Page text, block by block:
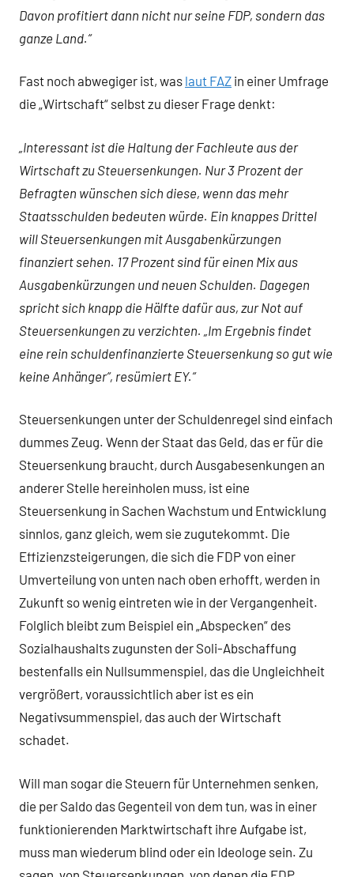
Davon profitiert dann nicht nur seine FDP, sondern das
ganze Land.“
Fast noch abwegiger ist, was laut FAZ in einer Umfrage
die „Wirtschaft“ selbst zu dieser Frage denkt:
„Interessant ist die Haltung der Fachleute aus der
Wirtschaft zu Steuersenkungen. Nur 3 Prozent der
Befragten wünschen sich diese, wenn das mehr
Staatsschulden bedeuten würde. Ein knappes Drittel
will Steuersenkungen mit Ausgabenkürzungen
finanziert sehen. 17 Prozent sind für einen Mix aus
Ausgabenkürzungen und neuen Schulden. Dagegen
spricht sich knapp die Hälfte dafür aus, zur Not auf
Steuersenkungen zu verzichten. „Im Ergebnis findet
eine rein schuldenfinanzierte Steuersenkung so gut wie
keine Anhänger“, resümiert EY.“
Steuersenkungen unter der Schuldenregel sind einfach
dummes Zeug. Wenn der Staat das Geld, das er für die
Steuersenkung braucht, durch Ausgabesenkungen an
anderer Stelle hereinholen muss, ist eine
Steuersenkung in Sachen Wachstum und Entwicklung
sinnlos, ganz gleich, wem sie zugutekommt. Die
Effizienzsteigerungen, die sich die FDP von einer
Umverteilung von unten nach oben erhofft, werden in
Zukunft so wenig eintreten wie in der Vergangenheit.
Folglich bleibt zum Beispiel ein „Abspecken“ des
Sozialhaushalts zugunsten der Soli-Abschaffung
bestenfalls ein Nullsummenspiel, das die Ungleichheit
vergrößert, voraussichtlich aber ist es ein
Negativsummenspiel, das auch der Wirtschaft
schadet.
Will man sogar die Steuern für Unternehmen senken,
die per Saldo das Gegenteil von dem tun, was in einer
funktionierenden Marktwirtschaft ihre Aufgabe ist,
muss man wiederum blind oder ein Ideologe sein. Zu